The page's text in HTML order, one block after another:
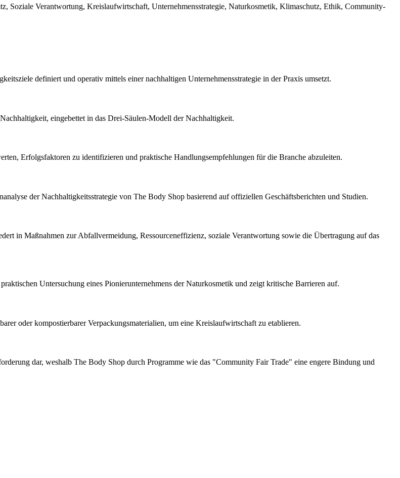
Verantwortung, Kreislaufwirtschaft, Unternehmensstrategie, Naturkosmetik, Klimaschutz, Ethik, Community-
definiert und operativ mittels einer nachhaltigen Unternehmensstrategie in der Praxis umsetzt.
eingebettet in das Drei-Säulen-Modell der Nachhaltigkeit.
Erfolgsfaktoren zu identifizieren und praktische Handlungsempfehlungen für die Branche abzuleiten.
der Nachhaltigkeitsstrategie von The Body Shop basierend auf offiziellen Geschäftsberichten und Studien.
in Maßnahmen zur Abfallvermeidung, Ressourceneffizienz, soziale Verantwortung sowie die Übertragung auf das
Untersuchung eines Pionierunternehmens der Naturkosmetik und zeigt kritische Barrieren auf.
oder kompostierbarer Verpackungsmaterialien, um eine Kreislaufwirtschaft zu etablieren.
dar, weshalb The Body Shop durch Programme wie das "Community Fair Trade" eine engere Bindung und